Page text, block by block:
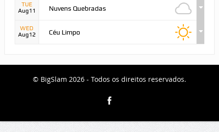
TUE
Aug11
Nuvens Quebradas
WED
Aug12
Céu Limpo
© BigSlam 2026 - Todos os direitos reservados.